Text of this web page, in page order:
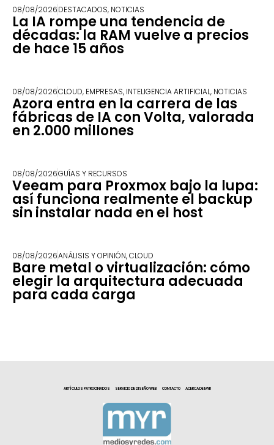
08/08/2026DESTACADOS, NOTICIAS
La IA rompe una tendencia de
décadas: la RAM vuelve a precios
de hace 15 años
08/08/2026CLOUD, EMPRESAS, INTELIGENCIA ARTIFICIAL, NOTICIAS
Azora entra en la carrera de las
fábricas de IA con Volta, valorada
en 2.000 millones
08/08/2026GUÍAS Y RECURSOS
Veeam para Proxmox bajo la lupa:
así funciona realmente el backup
sin instalar nada en el host
08/08/2026ANÁLISIS Y OPINIÓN,CLOUD
Bare metal o virtualización: cómo
elegir la arquitectura adecuada
para cada carga
ARTÍCULOS PATROCINADOS SERVICIO DE DISEÑO WEB CONTACTO ACERCA DE MYR